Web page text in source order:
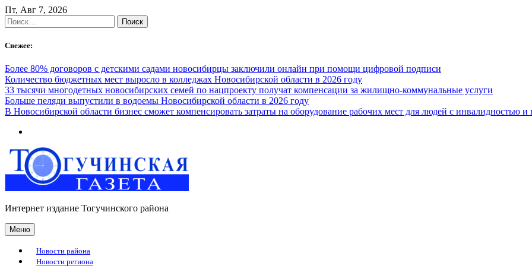
Skip
to
content
Пт, Авг 7, 2026
Найти:
Свежее:
Более 80% договоров с детскими садами новосибирцы заключили онлайн при помощи цифровой подписи
Количество бюджетных мест выросло в колледжах Новосибирской области в 2026 году
33 тысячи многодетных новосибирских семей по нацпроекту получат компенсации за жилищно-коммунальные услуги
Больше пеляди выпустили в водоемы Новосибирской области в 2026 году
В Новосибирской области бизнес сможет компенсировать затраты на оборудование рабочих мест для людей с инвалидностью
Интернет издание Тогучинского района
Меню
Новости района
Новости региона